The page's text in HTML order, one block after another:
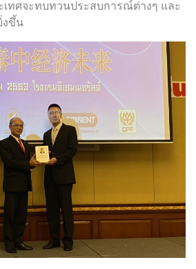
ทศจะทบทวนประสบการณ์ต่างๆ และ
ขึ้น